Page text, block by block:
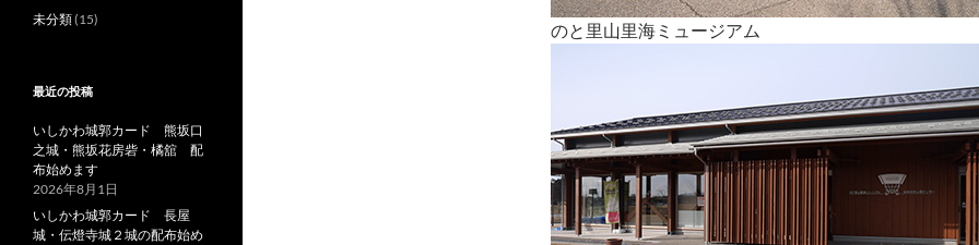
のと里山里海ミュージアム
未分類(15)
最近の投稿
いしかわ城郭カード 熊坂口
之城・熊坂花房砦・橘舘 配
布始めます
2026年8月1日
いしかわ城郭カード 長屋
城・伝燈寺城２城の配布始め